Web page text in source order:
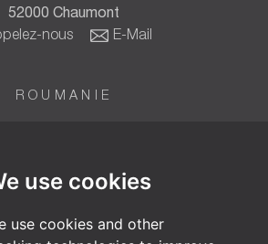
use cookies
use cookies and other
52000 Chaumont
nous
E-Mail
ROUMANIE
Nr. 6, Baia Mare 430015,
Roumanie